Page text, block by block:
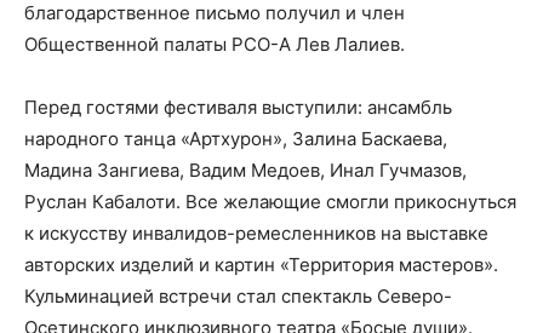
благодарственное письмо получил и член
Общественной палаты РСО-А Лев Лалиев.
Перед гостями фестиваля выступили: ансамбль
народного танца «Артхурон», Залина Баскаева,
Мадина Зангиева, Вадим Медоев, Инал Гучмазов,
Руслан Кабалоти. Все желающие смогли прикоснуться
к искусству инвалидов-ремесленников на выставке
авторских изделий и картин «Территория мастеров».
Кульминацией встречи стал спектакль Северо-
Осетинского инклюзивного театра «Босые души».